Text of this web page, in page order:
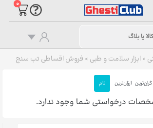
۰
> ابزار سلامت و طبی > فروش اقساطی تب سنج
گران‌ترین ارزان‌ترین نام
درخواستی شما وجود ندارد.